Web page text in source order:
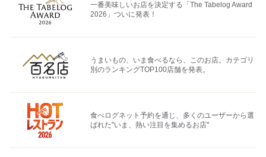
一番美味しいお店を決定する「The Tabelog Award
2026」ついに発表！
うまいもの、いま食べるなら、このお店。カテゴリ
別のランキングTOP100店舗を発表。
食べログネット予約を通じ、多くのユーザーから選
ばれた"いま、熱い注目を集めるお店"